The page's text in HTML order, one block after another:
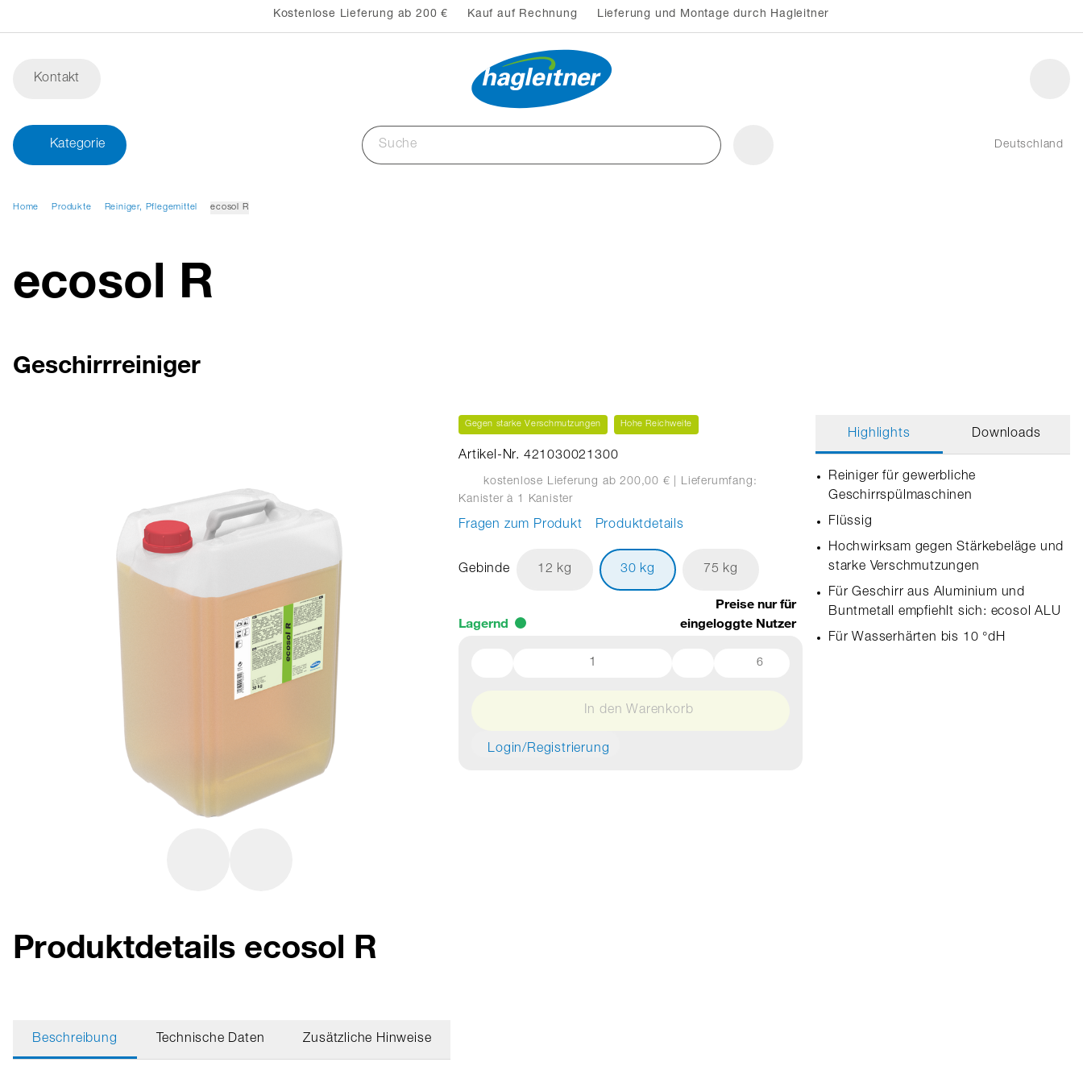
Kostenlose Lieferung ab 200 € Kauf auf Rechnung Lieferung und Montage durch Hagleitner
Kontakt
Kategorie Deutschland
Home Produkte Reiniger, Pflegemittel ecosol R
ecosol R
Geschirrreiniger
Gegen starke Verschmutzungen Hohe Reichweite
Artikel-Nr. 421030021300
kostenlose Lieferung ab 200,00 € | Lieferumfang:
Kanisterà 1 Kanister
Fragen zum Produkt Produktdetails
Gebinde 12 kg 30 kg 75 kg
Lagernd
Preise nur für
eingeloggte Nutzer
6
In den Warenkorb
Login/Registrierung
Highlights Downloads
Reiniger für gewerbliche
Geschirrspülmaschinen
Flüssig
Hochwirksam gegen Stärkebeläge und
starke Verschmutzungen
Für Geschirr aus Aluminium und
Buntmetall empfiehlt sich: ecosol ALU
Für Wasserhärten bis 10 °dH
Produktdetails ecosol R
Beschreibung Technische Daten Zusätzliche Hinweise